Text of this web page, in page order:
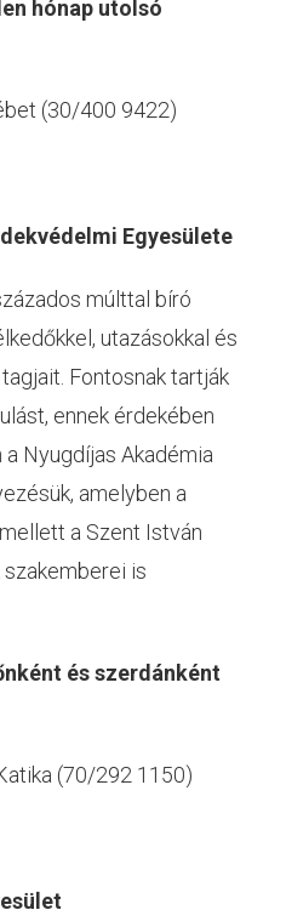
hónap utolsó
(30/400 9422)
Egyesülete
múlttal bíró
utazásokkal és
Fontosnak tartják
ennek érdekében
Nyugdíjas Akadémia
amelyben a
a Szent István
szakemberei is
és szerdánként
(70/292 1150)